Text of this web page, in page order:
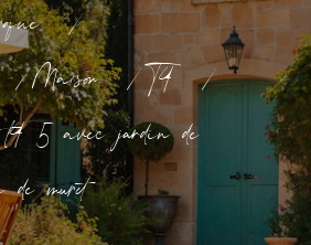
Maison
T4
5 avec jardin de
muret